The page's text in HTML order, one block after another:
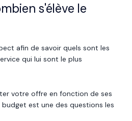
s'élève le
afin de savoir quels sont les
qui lui sont le plus
votre offre en fonction de ses
budget est une des questions les